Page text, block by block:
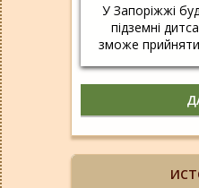
У Запоріжжі
підземні
зможе